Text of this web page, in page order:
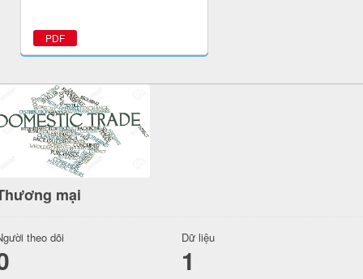
PDF
mại
theo dõi Dữ liệu
1